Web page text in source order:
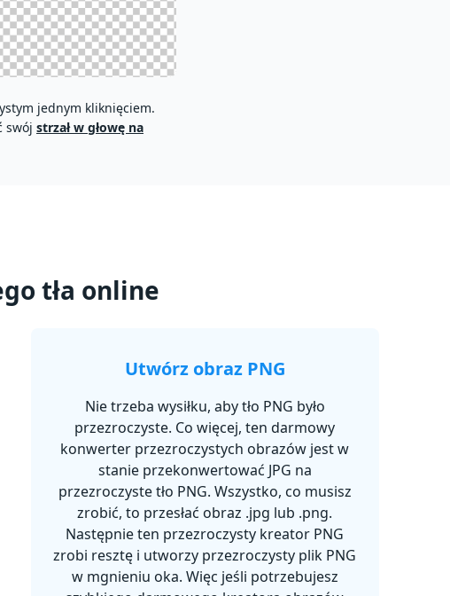
jednym kliknięciem.
swój strzał w głowę na
tła online
Utwórz obraz PNG
Nie trzeba wysiłku, aby tło PNG było
przezroczyste. Co więcej, ten darmowy
konwerter przezroczystych obrazów jest w
stanie przekonwertować JPG na
przezroczyste tło PNG. Wszystko, co musisz
zrobić, to przesłać obraz .jpg lub .png.
Następnie ten przezroczysty kreator PNG
zrobi resztę i utworzy przezroczysty plik PNG
w mgnieniu oka. Więc jeśli potrzebujesz